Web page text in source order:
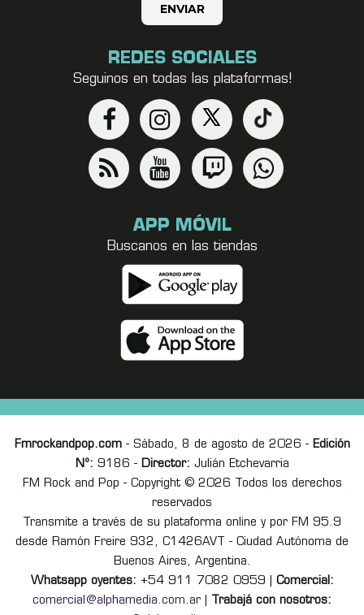
REDES SOCIALES
Seguinos en todas las plataformas!
APP MÓVIL
Buscanos en las tiendas
Fmrockandpop.com- Sábado, 8 de agosto de 2026 - Edición
Nº: 9186 - Director: Julián Etchevarria
FM Rock and Pop - Copyright © 2026 Todos los derechos
reservados
Transmite a través de su plataforma online y por FM 95.9
desde Ramón Freire 932, C1426AVT - Ciudad Autónoma de
Buenos Aires, Argentina.
Whatsapp oyentes: +54 911 7082 0959 | Comercial:
comercial@alphamedia.com.ar
Trabajá con nosotros: